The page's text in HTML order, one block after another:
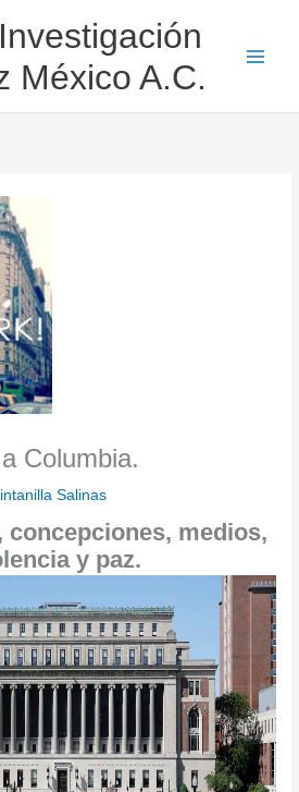
México A.C.
Columbia.
Salinas
concepciones, medios,
y paz.